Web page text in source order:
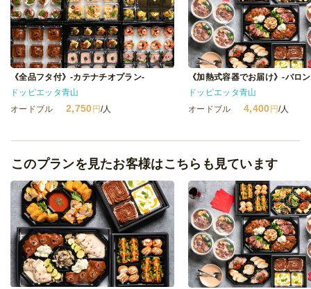
《全品フタ付》-カテナチオプラン-
ドッピエッタ青山
オードブル
2,750 円/人
ドッピエッタ青山
オードブル
4,400 円/人
このプランを見たお客様はこちらも見ています